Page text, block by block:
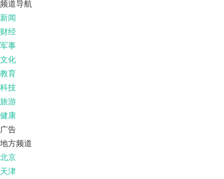
频道导航
新闻
财经
军事
文化
教育
科技
旅游
健康
广告
地方频道
北京
天津